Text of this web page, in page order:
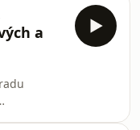
přišla
kam
a proč
na kraji
než
a